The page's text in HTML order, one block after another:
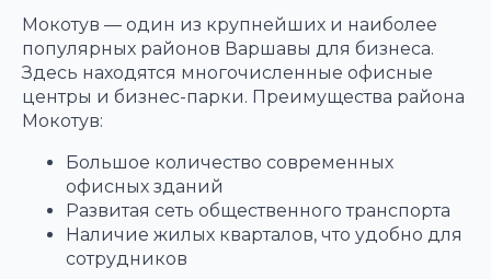
Мокотув — один из крупнейших и наиболее
популярных районов Варшавы для бизнеса.
Здесь находятся многочисленные офисные
центры и бизнес-парки. Преимущества района
Мокотув:
Большое количество современных
офисных зданий
Развитая сеть общественного транспорта
Наличие жилых кварталов, что удобно для
сотрудников